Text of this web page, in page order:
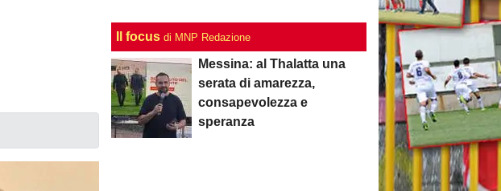
Il focus di MNP Redazione
Messina: al Thalatta una
serata di amarezza,
consapevolezza e
speranza